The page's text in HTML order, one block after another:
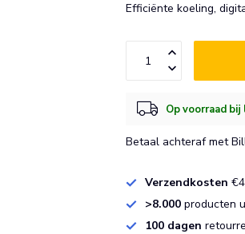
Efficiënte koeling,
Op voorraad
Betaal achteraf met
Verzendkosten
>8.000 producten
100 dagen